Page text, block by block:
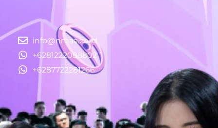
info@nmaa.co.id
+6281222088802
+6287722281266